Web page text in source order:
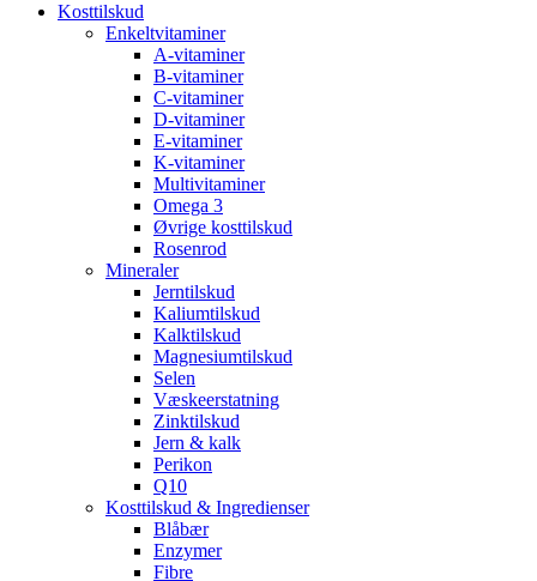
Kosttilskud
Enkeltvitaminer
A-vitaminer
B-vitaminer
C-vitaminer
D-vitaminer
E-vitaminer
K-vitaminer
Multivitaminer
Omega 3
Øvrige kosttilskud
Rosenrod
Mineraler
Jerntilskud
Kaliumtilskud
Kalktilskud
Magnesiumtilskud
Selen
Væskeerstatning
Zinktilskud
Jern & kalk
Perikon
Q10
Kosttilskud & Ingredienser
Blåbær
Enzymer
Fibre